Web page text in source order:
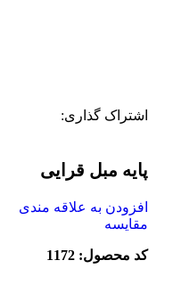
اشتراک گذاری:
پایه مبل قرایی
افزودن به علاقه مندی
مقایسه
کد محصول: 1172